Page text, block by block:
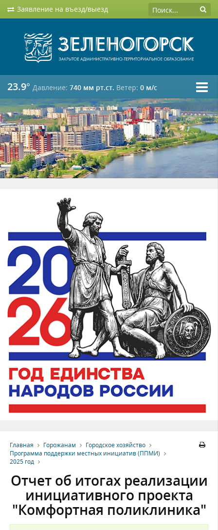
Заявление на въезд/выезд
23.9° Давление: 740 мм рт.ст. Ветер: 0 м/c
Главная Горожанам
Городское хозяйство
Программа поддержки местных инициатив (ППМИ)
2025 год
Отчет об итогах реализации
инициативного проекта
"Комфортная поликлиника"